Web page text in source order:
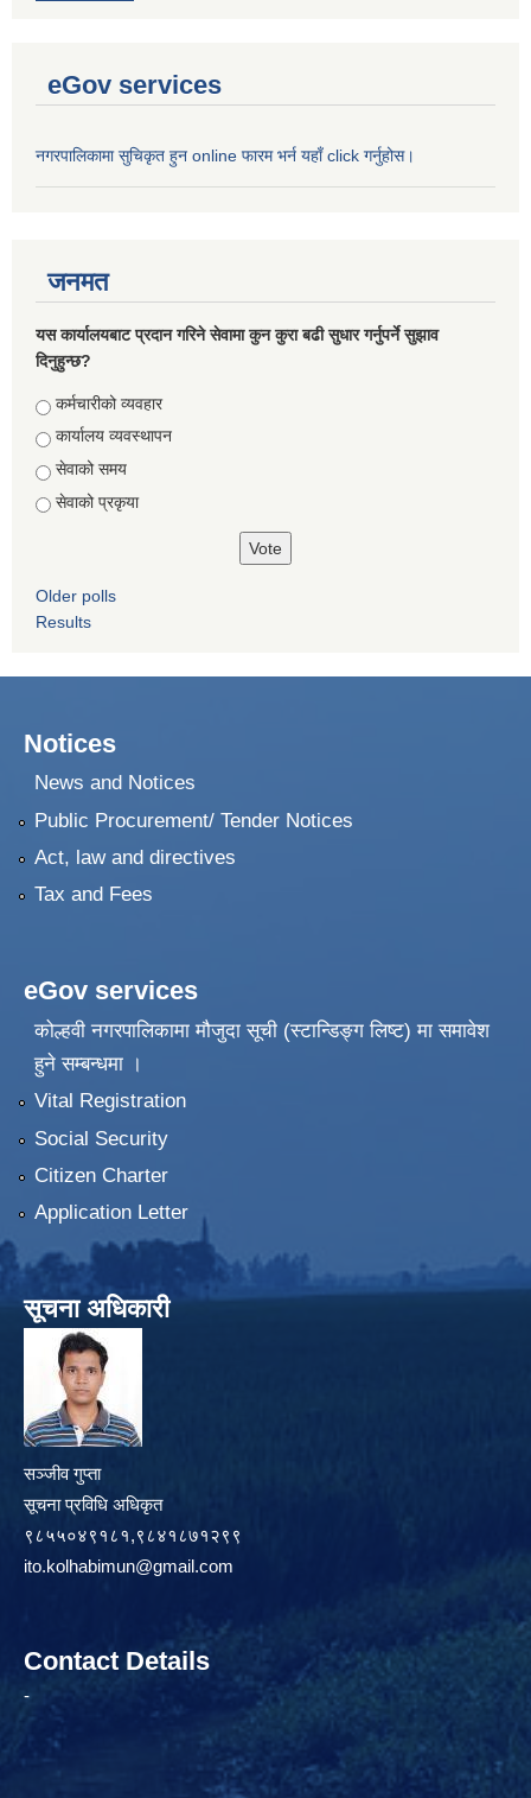
eGov services
नगरपालिकामा सुचिकृत हुन online फारम भर्न यहाँ click गर्नुहोस।
जनमत
यस कार्यालयबाट प्रदान गरिने सेवामा कुन कुरा बढी सुधार गर्नुपर्ने सुझाव
दिनुहुन्छ?
Choices
कर्मचारीको व्यवहार
कार्यालय व्यवस्थापन
सेवाको समय
सेवाको प्रकृया
Older polls
Results
Notices
News and Notices
Public Procurement/ Tender Notices
Act, law and directives
Tax and Fees
eGov services
कोल्हवी नगरपालिकामा मौजुदा सूची (स्टान्डिङ्ग लिष्ट) मा समावेश
हुने सम्बन्धमा ।
Vital Registration
Social Security
Citizen Charter
Application Letter
सूचना अधिकारी
सञ्जीव गुप्ता
सूचना प्रविधि अधिकृत
९८५५०४९१८१,९८४१८७१२९९
ito.kolhabimun@gmail.com
Contact Details
-